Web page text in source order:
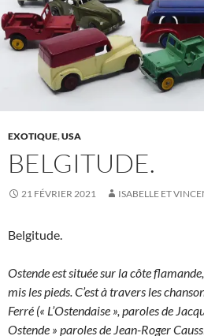
EXOTIQUE,USA
BELGITUDE.
21 FÉVRIER 2021 ISABELLE ET
Belgitude.
Ostende est située sur la côte
mis les pieds. C’est à travers les
Ferré (« L’Ostendaise », paroles de
Ostende » paroles de Jean-Roger